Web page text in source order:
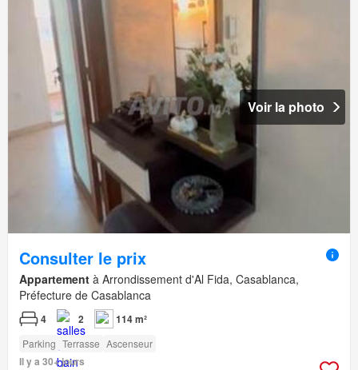
Voir la photo
Consulter le prix
Appartement à Arrondissement d'Al Fida, Casablanca,
Préfecture de Casablanca
4 2 114 m²
Parking Terrasse Ascenseur
Il y a 30+ jours